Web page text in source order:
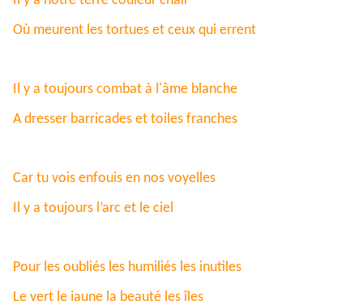
Où meurent les tortues et ceux qui errent
Il y a toujours combat à l'âme blanche
A dresser barricades et toiles franches
Car tu vois enfouis en nos voyelles
Il y a toujours l’arc et le ciel
Pour les oubliés les humiliés les inutiles
Le vert le jaune la beauté les îles